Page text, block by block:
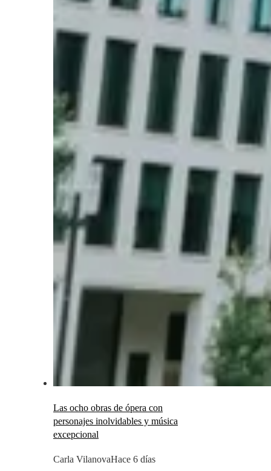
Las ocho obras de ópera con
personajes inolvidables y música
excepcional
Carla VilanovaHace 6 días